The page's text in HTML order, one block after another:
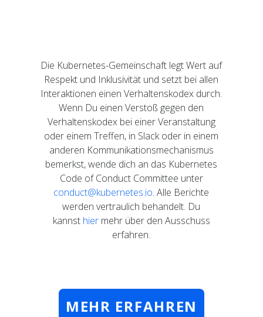
Die Kubernetes-Gemeinschaft legt Wert auf
Respekt und Inklusivität und setzt bei allen
Interaktionen einen Verhaltenskodex durch.
Wenn Du einen Verstoß gegen den
Verhaltenskodex bei einer Veranstaltung
oder einem Treffen, in Slack oder in einem
anderen Kommunikationsmechanismus
bemerkst, wende dich an das Kubernetes
Code of Conduct Committee unter
conduct@kubernetes.io. Alle Berichte
werden vertraulich behandelt. Du
kannst hiermehr über den Ausschuss
erfahren.
MEHR ERFAHREN